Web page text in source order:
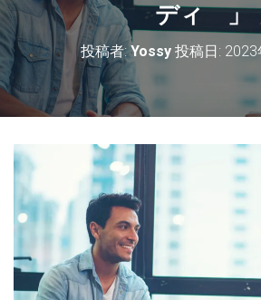
ディ 」
投稿者:Yossy 投稿日: 2023